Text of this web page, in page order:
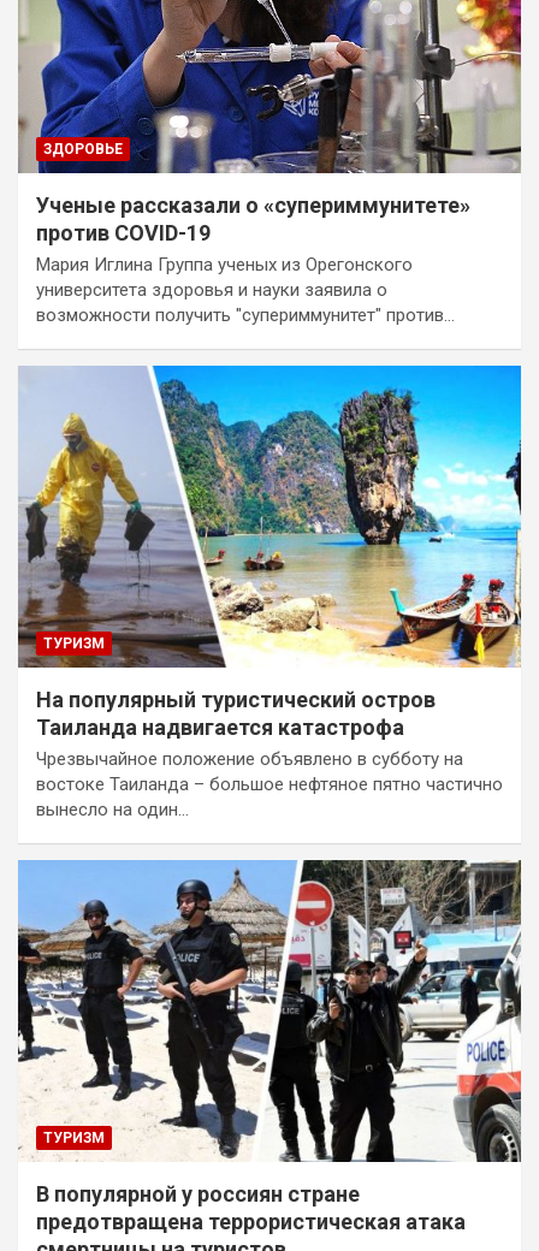
ЗДОРОВЬЕ
Ученые рассказали о «супериммунитете»
против COVID-19
Мария Иглина Группа ученых из Орегонского
университета здоровья и науки заявила о
возможности получить "супериммунитет" против…
ТУРИЗМ
На популярный туристический остров
Таиланда надвигается катастрофа
Чрезвычайное положение объявлено в субботу на
востоке Таиланда – большое нефтяное пятно частично
вынесло на один…
ТУРИЗМ
В популярной у россиян стране
предотвращена террористическая атака